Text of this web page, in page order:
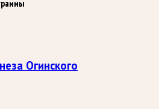
Огинского